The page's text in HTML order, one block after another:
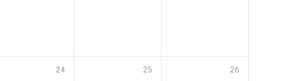
24 25 26